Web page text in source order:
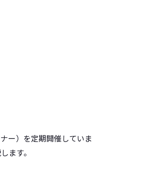
ー）を定期開催していま
ます。